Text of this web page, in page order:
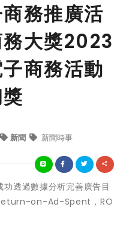
務推廣活
大獎2023
商務活動
新聞 新聞時事
透過數據分析完善廣告目
on-Ad-Spent，RO